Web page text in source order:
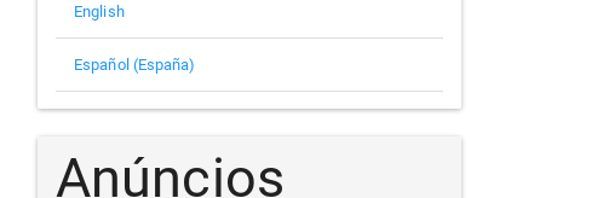
English
Español (España)
Anúncios